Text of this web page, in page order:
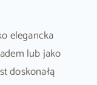
elegancka
lub jako
doskonałą